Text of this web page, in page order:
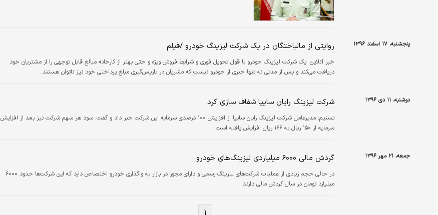
پنجشنبه، ۱۷ اسفند ۱۳۹۶ روایتی از مالباختگان در یک شرکت‌ لیزینگ خودرو /فیلم
خبر آنلاین: یک شرکت لیزینگ خودرو با قول تحویل فوری و شرایط فروش ویژه و حتی بهتر از کارخانه مبالغ قابل توجهی را از مشتریان خود
دریافت می‌کند و پس از مدتی نه تنها خبری از خودرو نیست که مشریان در بازپس‌گیری مبلغ پرداختی خود نیز ناتوان هستند.
دوشنبه، ۱۱ دی ۱۳۹۶ شرکت لیزینگ رایان سایپا شفاف سازی کرد
تسنیم:
مدیرعامل شرکت لیزینگ رایان سایپا از افزایش ۱۰۰ درصدی سرمایه این شرکت خبر داد و گفت: سود هر سهم شرکت نیز بعد از افزایش
سرمایه از ۱۵۰ ریال به ۱۶۶ ریال افزایش یافته است.
جمعه، ۲۱ مهر ۱۳۹۶ گردش مالی ۶۰۰۰ میلیاردی لیزینگ‌های خودرو
در حالی حجم زیادی از عملیات شرکت‌های لیزینگ رسمی و دارای مجوز در بازار به واگذاری خودرو اختصاص دارد که این شرکت‌ها حدود ۶۰۰۰
میلیارد تومان در سال گردش مالی دارند.